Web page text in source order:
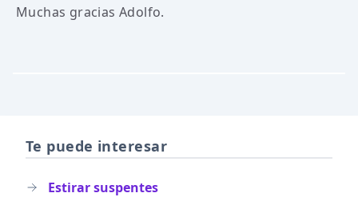
Muchas gracias Adolfo.
Te puede interesar
Estirar suspentes